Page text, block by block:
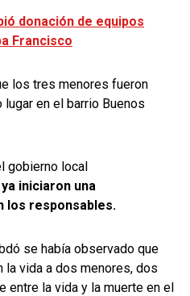
donación de equipos
Francisco
los tres menores fueron
en el barrio Buenos
gobierno local
iniciaron una
los responsables.
se había observado que
la vida a dos menores, dos
entre la vida y la muerte en el